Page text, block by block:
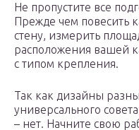
Не пропустите все
Прежде чем повесить
стену, измерить
расположения вашей
с типом крепления.
Так как дизайны
универсального
– нет. Начните свою